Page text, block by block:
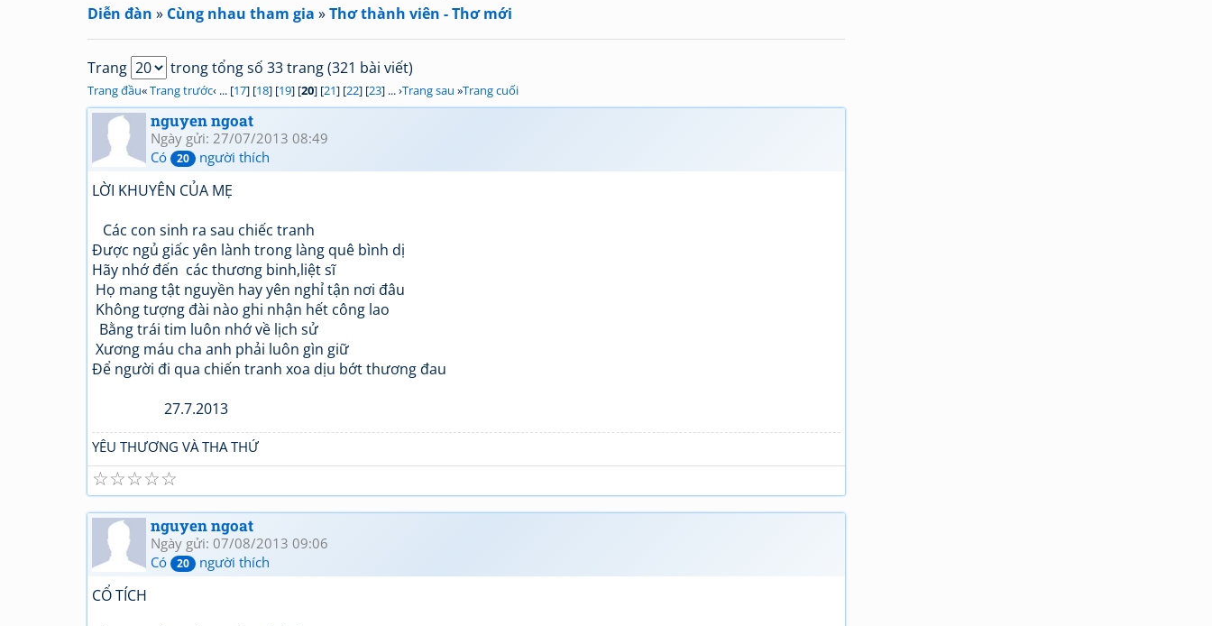
Diễn đàn » Cùng nhau tham gia »Thơ thành viên - Thơ mới
Trang trong tổng số 33 trang (321 bài viết)
Trang đầu«Trang trước‹ ... [17] [18] [19] [20] [21] [22] [23] ... ›Trang sau »Trang cuối
nguyen ngoat
Ngày gửi: 27/07/2013 08:49
Có
20 người thích
LỜI KHUYÊN CỦA MẸ
Các con sinh ra sau chiếc tranh
Được ngủ giấc yên lành trong làng quê bình dị
Hãy nhớ đến các thương binh,liệt sĩ
Họ mang tật nguyền hay yên nghỉ tận nơi đâu
Không tượng đài nào ghi nhận hết công lao
Bằng trái tim luôn nhớ về lịch sử
Xương máu cha anh phải luôn gìn giữ
Để người đi qua chiến tranh xoa dịu bớt thương đau
27.7.2013
YÊU THƯƠNG VÀ THA THỨ
☆
☆
☆
☆
☆
nguyen ngoat
Ngày gửi: 07/08/2013 09:06
Có
20 người thích
CỔ TÍCH